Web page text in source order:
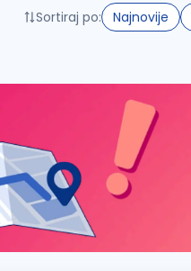
Sortiraj po: Najnovije